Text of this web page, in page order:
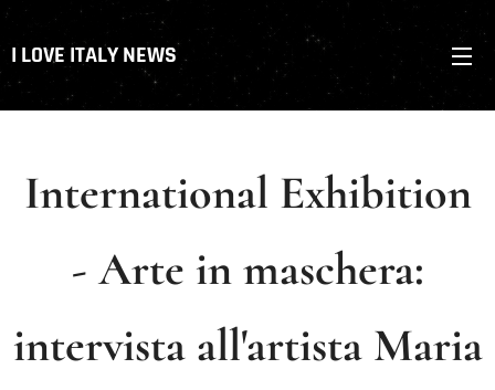
I LOVE ITALY NEWS
International Exhibition
- Arte in maschera:
intervista all'artista Maria